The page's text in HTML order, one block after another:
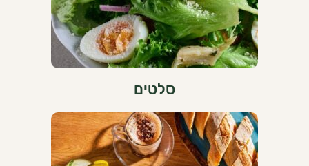
סלטים